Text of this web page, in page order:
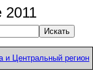
2011
и Центральный регион